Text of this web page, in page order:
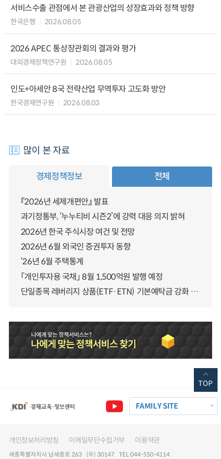
서비스수출 관점에서 본 관광산업의 성장효과와 정책 방향
한국은행 2026.08.05
2026 APEC 통상장관회의 결과와 평가
대외경제정책연구원 2026.08.05
인도+아세안 8국 전략산업 무역투자 고도화 방안
한국경제연구원 2026.08.03
많이 본 자료
경제정책정보 전체
『2026년 세제개편안』 발표
과기정통부, ‘누누티비 시즌2’에 강력 대응 의지 밝혀
2026년 한국 주식시장 여건 및 전망
2026년 6월 외국인 증권투자 동향
‘26년 6월 주택통계
「개인투자용 국채」 8월 1,500억원 발행 예정
단일종목 레버리지 상품(ETF·ETN) 기본예탁금 강화 조기시행 방안 안내
FAMILY SITE
개인정보처리방침 이메일무단수집거부 이용약관
세종특별자치시 남세종로 263 (우) 30147 TEL 044-550-4114
TOP